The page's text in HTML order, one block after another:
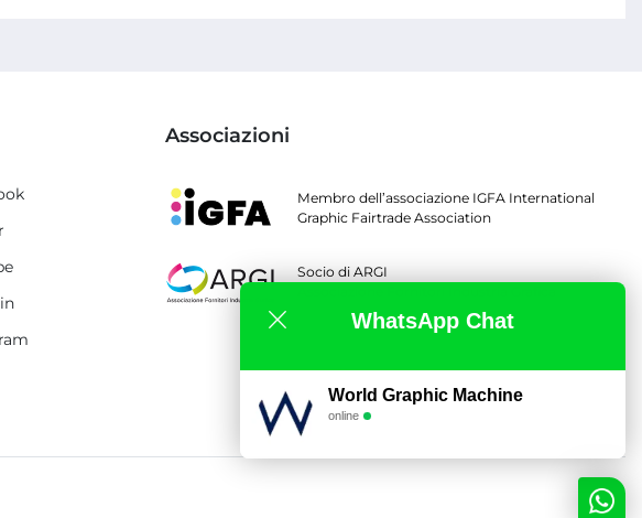
Associazioni
Membro dell’associazione IGFA International
Graphic Fairtrade Association
Socio di ARGI
WhatsApp Chat
World Graphic Machine
online